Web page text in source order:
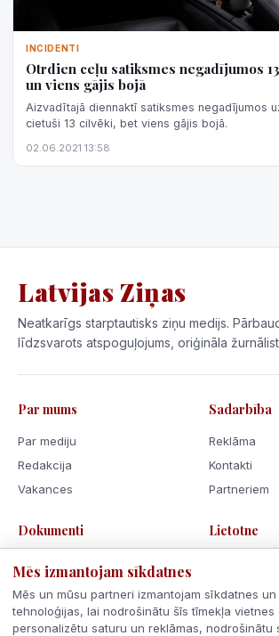
INCIDENTI
Otrdien ceļu satiksmes negadījumos
un viens gājis bojā
Aizvadītajā diennaktī satiksmes negadījumos
cietuši 13 cilvēki, bet viens gājis bojā.
02.06.2021 13:58
Latvijas Ziņas
Neatkarīgs starptautisks ziņu medijs.
līdzsvarots atspoguļojums, oriģināla
Par mums
Par mediju
Redakcija
Vakances
Sadarbība
Reklāma
Kontakti
Partneriem
Dokumenti
Lietošanas noteikumi
Sīkdatnes
Lietotne
Mēs izmantojam sīkdatnes
Mēs un mūsu partneri izmantojam sīkdatnes
tehnoloģijas, lai nodrošinātu šīs tīmekļa vietnes
personalizētu saturu un reklāmas, nodrošinātu